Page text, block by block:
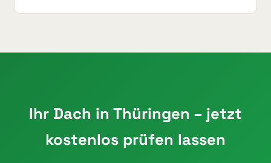
Ihr Dach in Thüringen – jetzt
kostenlos prüfen lassen